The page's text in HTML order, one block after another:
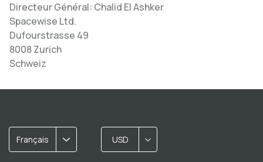
Directeur Général: Chalid El Ashker
Spacewise Ltd.
Dufourstrasse 49
8008 Zurich
Schweiz
Français USD